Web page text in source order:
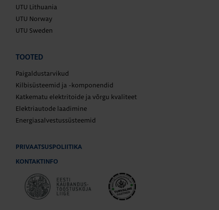
UTU Lithuania
UTU Norway
UTU Sweden
TOOTED
Paigaldustarvikud
Kilbisüsteemid ja -komponendid
Katkematu elektritoide ja võrgu kvaliteet
Elektriautode laadimine
Energiasalvestussüsteemid
PRIVAATSUSPOLIITIKA
KONTAKTINFO